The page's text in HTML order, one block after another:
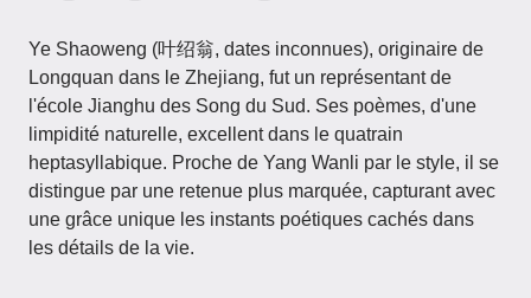
Ye Shaoweng (叶绍翁, dates inconnues), originaire de
Longquan dans le Zhejiang, fut un représentant de
l'école Jianghu des Song du Sud. Ses poèmes, d'une
limpidité naturelle, excellent dans le quatrain
heptasyllabique. Proche de Yang Wanli par le style, il se
distingue par une retenue plus marquée, capturant avec
une grâce unique les instants poétiques cachés dans
les détails de la vie.